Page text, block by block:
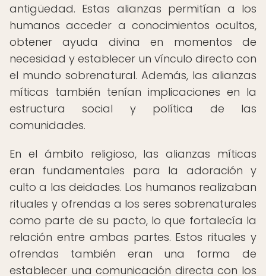
antigüedad. Estas alianzas permitían a los
humanos acceder a conocimientos ocultos,
obtener ayuda divina en momentos de
necesidad y establecer un vínculo directo con
el mundo sobrenatural. Además, las alianzas
míticas también tenían implicaciones en la
estructura social y política de las
comunidades.
En el ámbito religioso, las alianzas míticas
eran fundamentales para la adoración y
culto a las deidades. Los humanos realizaban
rituales y ofrendas a los seres sobrenaturales
como parte de su pacto, lo que fortalecía la
relación entre ambas partes. Estos rituales y
ofrendas también eran una forma de
establecer una comunicación directa con los